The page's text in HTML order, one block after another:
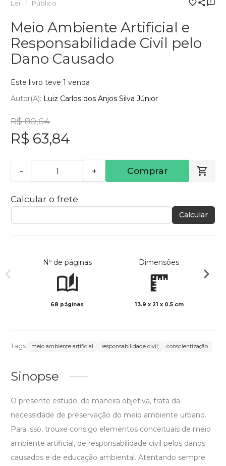
Lei Público
Meio Ambiente Artificial e
Responsabilidade Civil pelo
Dano Causado
Este livro teve 1 venda
Autor(a): Luiz Carlos dos Anjos Silva Júnior
R$ 80,64
R$ 63,84
- + Comprar
Calcular o frete
Calcular
Nº de páginas
68 páginas
Dimensões
13.9 x 21 x 0.5 cm
Tags: meio ambiente artificial responsabilidade civil; conscientização
Sinopse
O presente estudo, de maneira objetiva, trata da
necessidade de preservação do meio ambiente urbano.
Para isso, trouxe consigo elementos conceituais de meio
ambiente artificial, de responsabilidade civil pelos danos
causados e de educação ambiental. Atentando sempre